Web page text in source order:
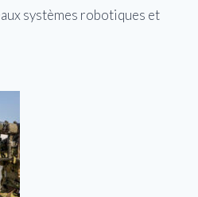
systèmes robotiques et